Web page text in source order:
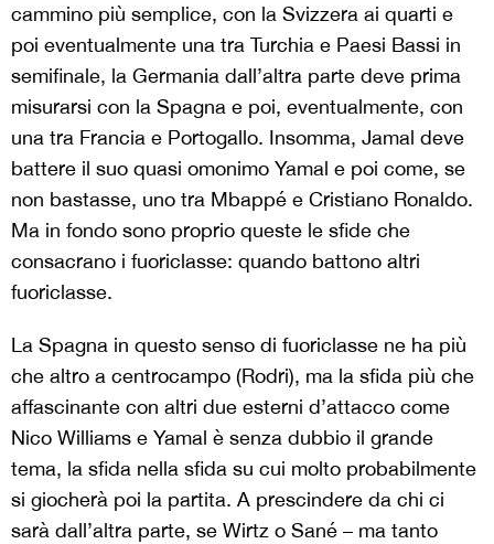
cammino più semplice, con la Svizzera ai quarti e
poi eventualmente una tra Turchia e Paesi Bassi in
semifinale, la Germania dall’altra parte deve prima
misurarsi con la Spagna e poi, eventualmente, con
una tra Francia e Portogallo. Insomma, Jamal deve
battere il suo quasi omonimo Yamal e poi come, se
non bastasse, uno tra Mbappé e Cristiano Ronaldo.
Ma in fondo sono proprio queste le sfide che
consacrano i fuoriclasse: quando battono altri
fuoriclasse.
La Spagna in questo senso di fuoriclasse ne ha più
che altro a centrocampo (Rodri), ma la sfida più che
affascinante con altri due esterni d’attacco come
Nico Williams e Yamal è senza dubbio il grande
tema, la sfida nella sfida su cui molto probabilmente
si giocherà poi la partita. A prescindere da chi ci
sarà dall’altra parte, se Wirtz o Sané – ma tanto